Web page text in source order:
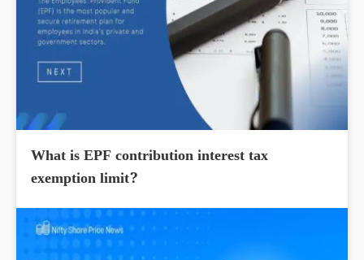
What is EPF contribution interest tax
exemption limit?